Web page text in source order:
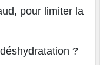
pour limiter la
?